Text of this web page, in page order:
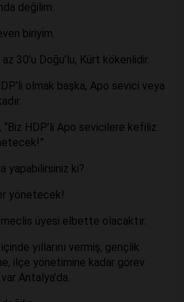
değilim.
biriyim.
30’u Doğu’lu, Kürt kökenlidir.
olmak başka, Apo sevici veya
HDP’li Apo sevicilere kefiliz.
yapabilirsiniz ki?
yönetecek!
üyesi elbette olacaktır.
içinde yıllarını vermiş, gençlik
ilçe yönetimine kadar görev
Antalya’da.